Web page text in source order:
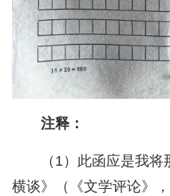
注释：
（1）此函应是我
横谈》（《文学评论》